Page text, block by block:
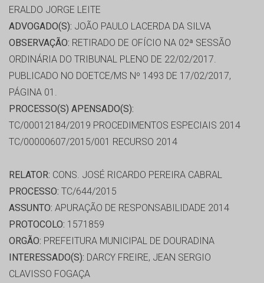
ERALDO JORGE LEITE
ADVOGADO(S): JOÃO PAULO LACERDA DA SILVA
OBSERVAÇÃO: RETIRADO DE OFÍCIO NA 02ª SESSÃO
ORDINÁRIA DO TRIBUNAL PLENO DE 22/02/2017.
PUBLICADO NO DOETCE/MS Nº 1493 DE 17/02/2017,
PÁGINA 01.
PROCESSO(S) APENSADO(S):
TC/00012184/2019 PROCEDIMENTOS ESPECIAIS 2014
TC/00000607/2015/001 RECURSO 2014
RELATOR: CONS. JOSÉ RICARDO PEREIRA CABRAL
PROCESSO: TC/644/2015
ASSUNTO: APURAÇÃO DE RESPONSABILIDADE 2014
PROTOCOLO: 1571859
ORGÃO: PREFEITURA MUNICIPAL DE DOURADINA
INTERESSADO(S): DARCY FREIRE, JEAN SERGIO
CLAVISSO FOGAÇA